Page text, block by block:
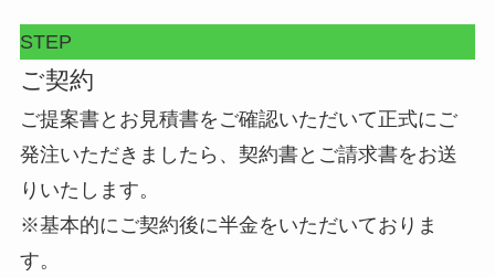
STEP
ご契約
ご提案書とお見積書をご確認いただいて正式にご
発注いただきましたら、契約書とご請求書をお送
りいたします。
※基本的にご契約後に半金をいただいておりま
す。